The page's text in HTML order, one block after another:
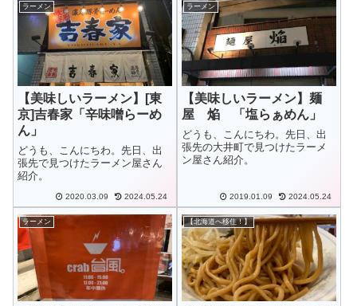
ラーメン
【美味しいラーメン】[東
京]吉春家「辛味噌らーめ
ん」
どうも、こんにちわ。先日、出
張先で見つけたラーメン屋さん
紹介。
2020.03.09 2024.05.24
ラーメン
【美味しいラーメン】麺
屋 焔 「塩らぁめん」
どうも、こんにちわ。先日、出
張先の大井町で見つけたラーメ
ン屋さん紹介。
2019.01.09 2024.05.24
ラーメン 【北海道へ移住！】